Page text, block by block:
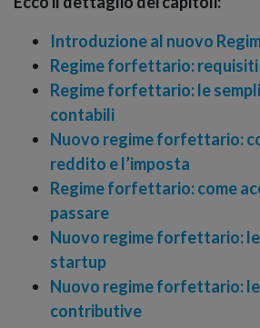
Introduzione al nuovo
Regime forfettario: requisiti
Regime forfettario: le
contabili
Nuovo regime forfettario:
reddito e l’imposta
Regime forfettario: come
passare
Nuovo regime forfettario:
startup
Nuovo regime forfettario:
contributive